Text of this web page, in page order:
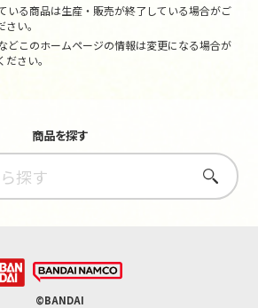
いる商品は生産・販売が終了している場合がご
い。
どこのホームページの情報は変更になる場合が
さい。
商品を探す
さがす
©BANDAI